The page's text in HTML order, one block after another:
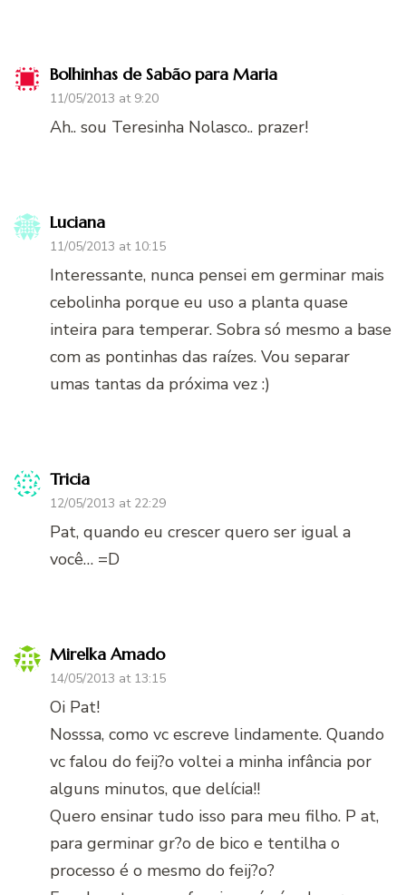
Bolhinhas de Sabão para Maria
11/05/2013 at 9:20
Ah.. sou Teresinha Nolasco.. prazer!
Luciana
11/05/2013 at 10:15
Interessante, nunca pensei em germinar mais
cebolinha porque eu uso a planta quase
inteira para temperar. Sobra só mesmo a base
com as pontinhas das raízes. Vou separar
umas tantas da próxima vez :)
Tricia
12/05/2013 at 22:29
Pat, quando eu crescer quero ser igual a
você… =D
Mirelka Amado
14/05/2013 at 13:15
Oi Pat!
Nosssa, como vc escreve lindamente. Quando
vc falou do feij?o voltei a minha infância por
alguns minutos, que delícia!!
Quero ensinar tudo isso para meu filho. P at,
para germinar gr?o de bico e tentilha o
processo é o mesmo do feij?o?